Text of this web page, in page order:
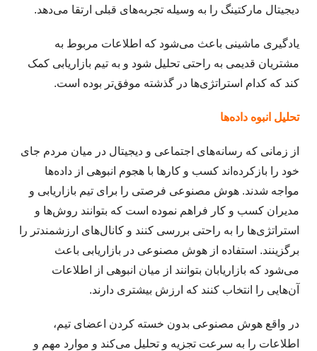
دیجیتال مارکتینگ را به وسیله تجربه‌های قبلی ارتقا می‌دهد.
یادگیری ماشینی باعث می‌شود که اطلاعات مربوط به
مشتریان قدیمی به راحتی تحلیل شود و به تیم بازاریابی کمک
کند که کدام استراتژی‌ها در گذشته موفق‌تر بوده است.
تحلیل انبوه داده‌ها
از زمانی که رسانه‌های اجتماعی و دیجیتال در میان مردم جای
خود را بازکرده‌اند کسب و کارها با هجوم انبوهی از داده‌ها
مواجه شدند. هوش مصنوعی فرصتی را برای تیم بازاریابی و
مدیران کسب و کار فراهم نموده است که بتوانند روش‌ها و
استراتژی‌ها را به راحتی بررسی کنند و کانال‌های ارزشمندتر را
برگزینند. استفاده از هوش مصنوعی در بازاریابی باعث
می‌شود که بازاریابان بتوانند از میان انبوهی از اطلاعات
آن‌هایی را انتخاب کنند که ارزش بیشتری دارند.
در واقع هوش مصنوعی بدون خسته کردن اعضای تیم،
اطلاعات را به سرعت تجزیه و تحلیل می‌کند و موارد مهم و